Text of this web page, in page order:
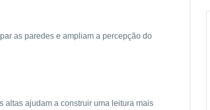
as paredes e ampliam a percepção do
altas ajudam a construir uma leitura mais